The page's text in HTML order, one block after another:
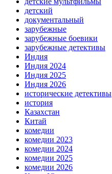
детский
документальный
зарубежные
зарубежные боевики
зарубежные детективы
Индия
Индия 2024
Индия 2025
Индия 2026
исторические детективы
история
Казахстан
Китай
комедии
комедии 2023
комедии 2024
комедии 2025
комедии 2026